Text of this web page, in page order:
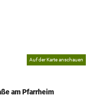
Auf der Karte anschauen
am Pfarrheim